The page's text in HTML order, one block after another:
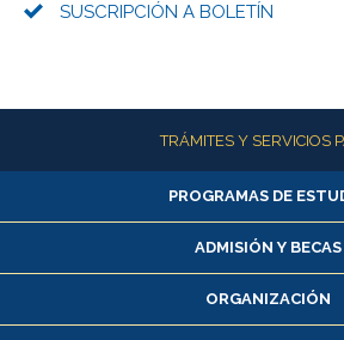
SUSCRIPCIÓN A BOLETÍN
Más informaciónTRÁMITES Y SERVICIOS
Alumnas/os y
Matrícula en línea
Inscripción y cambio de
Consulta y certificado de
PROGRAMAS DE
ADMISIÓN Y BECAS
ORGANIZACIÓN